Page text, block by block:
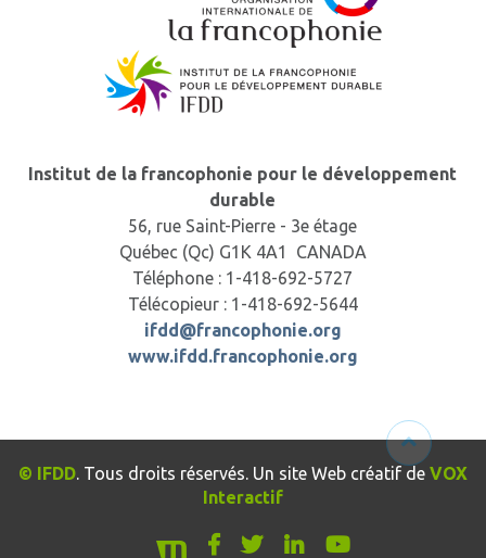
Institut de la francophonie pour le développement
durable
56, rue Saint-Pierre - 3e étage
Québec (Qc) G1K 4A1 CANADA
Téléphone : 1-418-692-5727
Télécopieur : 1-418-692-5644
ifdd@francophonie.org
www.ifdd.francophonie.org
© IFDD. Tous droits réservés. Un site Web créatif de VOX
Interactif